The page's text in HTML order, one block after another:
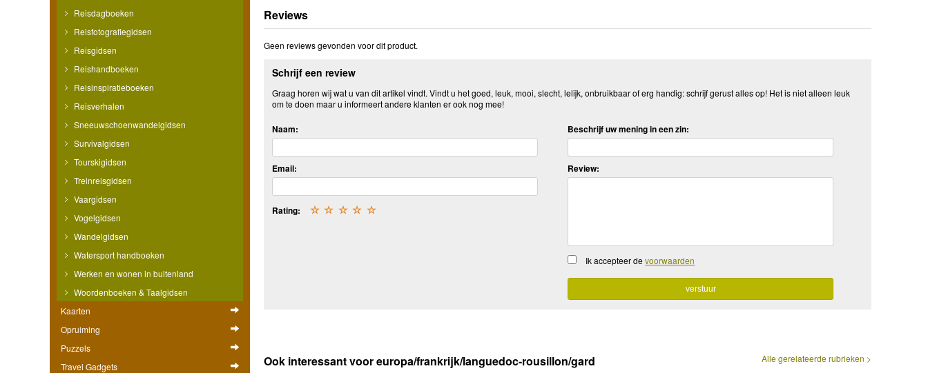
Reisdagboeken
Reisfotografiegidsen
Reisgidsen
Reishandboeken
Reisinspiratieboeken
Reisverhalen
Sneeuwschoenwandelgidsen
Survivalgidsen
Tourskigidsen
Treinreisgidsen
Vaargidsen
Vogelgidsen
Wandelgidsen
Watersport handboeken
Werken en wonen in buitenland
Woordenboeken & Taalgidsen
Kaarten
Opruiming
Puzzels
Travel Gadgets
Reviews
Geen reviews gevonden voor dit product.
Schrijf een review
Graag horen wij wat u van dit artikel vindt. Vindt u het goed, leuk, mooi, slecht, lelijk, onbruikbaar of erg handig: schrijf gerust alles op! Het is niet alleen leuk
om te doen maar u informeert andere klanten er ook nog mee!
Naam:
Email:
Rating: ☆
☆
☆
☆
☆
Beschrijf uw mening in een zin:
Review:
Ik accepteer devoorwaarden
Alle gerelateerde rubrieken >
Ook interessant voor europa/frankrijk/languedoc-rousillon/gard